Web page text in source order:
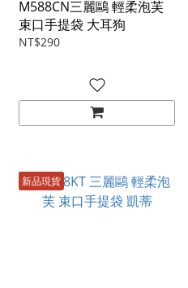
M588CN三麗鷗 輕柔泡芙
束口手提袋 大耳狗
NT$290
新品現貨